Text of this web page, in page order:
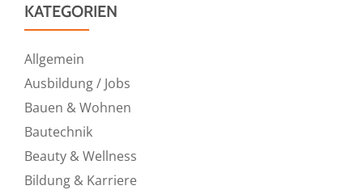
KATEGORIEN
Allgemein
Ausbildung / Jobs
Bauen & Wohnen
Bautechnik
Beauty & Wellness
Bildung & Karriere